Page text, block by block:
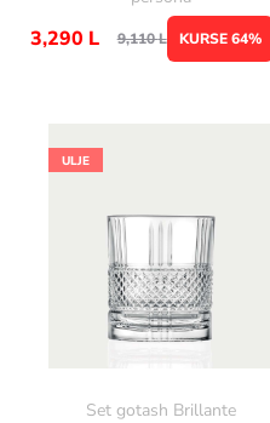
KURSE 64%
9,110L
3,290 L
ULJE
Set gotash Brillante